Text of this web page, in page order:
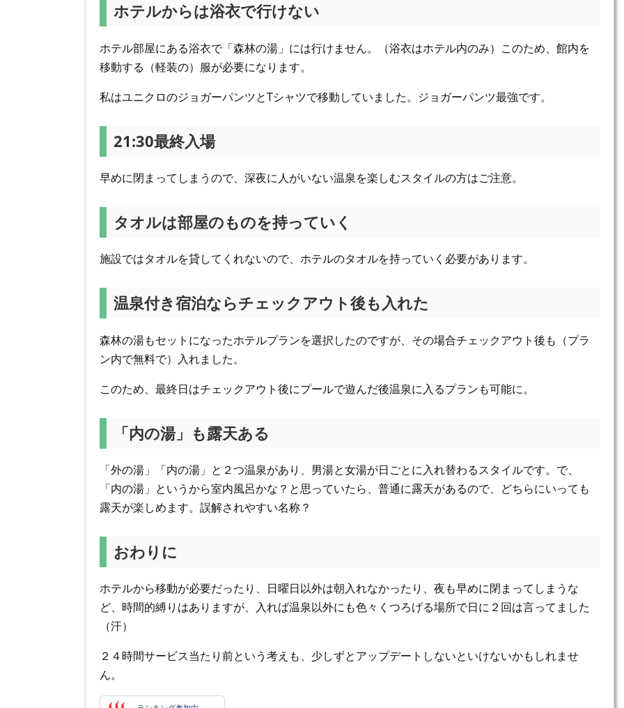
ホテルからは浴衣で行けない
ホテル部屋にある浴衣で「森林の湯」には行けません。（浴衣はホテル内のみ）このため、館内を
移動する（軽装の）服が必要になります。
私はユニクロのジョガーパンツとTシャツで移動していました。ジョガーパンツ最強です。
21:30最終入場
早めに閉まってしまうので、深夜に人がいない温泉を楽しむスタイルの方はご注意。
タオルは部屋のものを持っていく
施設ではタオルを貸してくれないので、ホテルのタオルを持っていく必要があります。
温泉付き宿泊ならチェックアウト後も入れた
森林の湯もセットになったホテルプランを選択したのですが、その場合チェックアウト後も（プラ
ン内で無料で）入れました。
このため、最終日はチェックアウト後にプールで遊んだ後温泉に入るプランも可能に。
「内の湯」も露天ある
「外の湯」「内の湯」と２つ温泉があり、男湯と女湯が日ごとに入れ替わるスタイルです。で、
「内の湯」というから室内風呂かな？と思っていたら、普通に露天があるので、どちらにいっても
露天が楽しめます。誤解されやすい名称？
おわりに
ホテルから移動が必要だったり、日曜日以外は朝入れなかったり、夜も早めに閉まってしまうな
ど、時間的縛りはありますが、入れば温泉以外にも色々くつろげる場所で日に２回は言ってました
（汗）
２４時間サービス当たり前という考えも、少しずとアップデートしないといけないかもしれませ
ん。